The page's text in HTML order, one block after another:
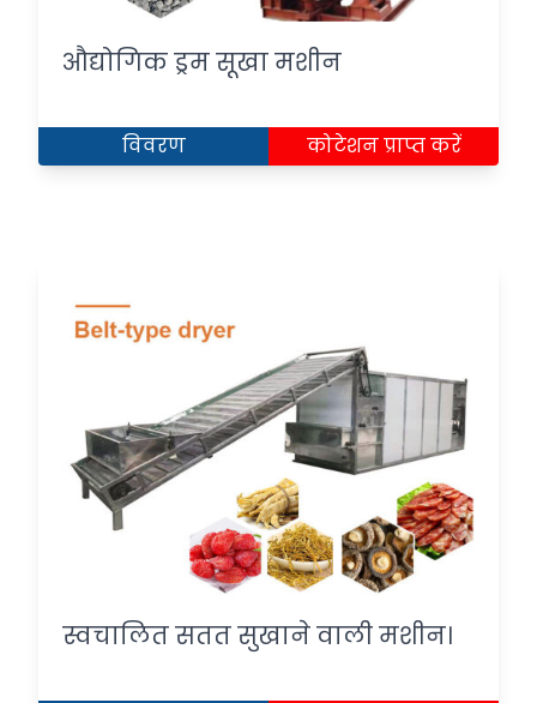
औद्योगिक ड्रम सूखा मशीन
विवरण कोटेशन प्राप्त करें
स्वचालित सतत सुखाने वाली मशीन।